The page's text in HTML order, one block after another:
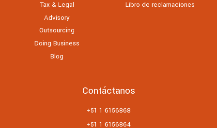
Tax & Legal
Advisory
Outsourcing
Doing Business
Blog
Libro de reclamaciones
Contáctanos
+51 1 6156868
+51 1 6156864